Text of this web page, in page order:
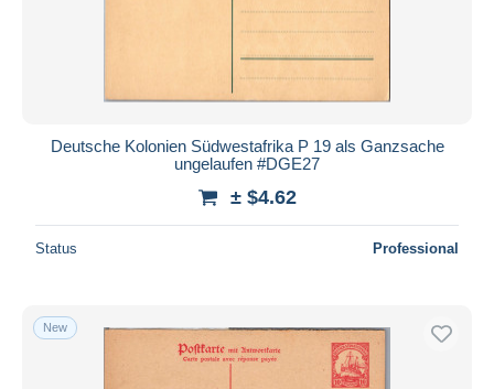
Deutsche Kolonien Südwestafrika P 19 als Ganzsache
ungelaufen #DGE27
± $4.62
Status Professional
New